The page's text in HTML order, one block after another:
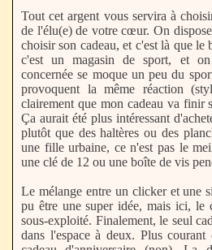
Tout cet argent vous servira à
de l'élu(e) de votre cœur. On
choisir son cadeau, et c'est là que le
c'est un magasin de sport, et
concernée se moque un peu du
provoquent la même réaction
clairement que mon cadeau va finir
Ça aurait été plus intéressant
plutôt que des haltères ou des
une fille urbaine, ce n'est pas le
une clé de 12 ou une boîte de vis
Le mélange entre un clicker et une
pu être une super idée, mais ici, le
sous-exploité. Finalement, le seul
dans l'espace à deux. Plus